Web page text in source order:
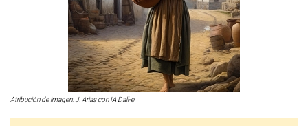
Atribución de imagen: J. Arias con IA Dall-e